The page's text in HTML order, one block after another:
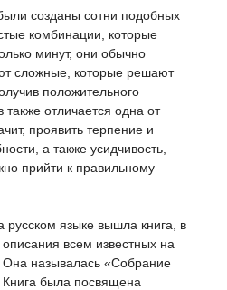
созданы сотни подобных
комбинации, которые
минут, они обычно
сложные, которые решают
положительного
также отличается одна от
проявить терпение и
а также усидчивость,
прийти к правильному
русском языке вышла книга, в
всем известных на
Она называлась «Собрание
Книга была посвящена